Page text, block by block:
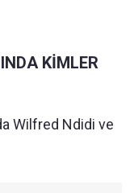
KİMLER
Wilfred Ndidi ve